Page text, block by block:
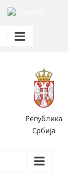
Правила
Република
Србија